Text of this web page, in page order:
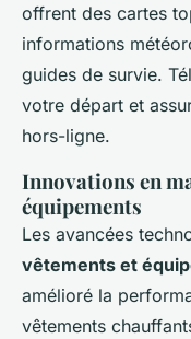
offrent des cartes
informations
guides de survie.
votre départ et
hors-ligne.
Innovations en
équipements
Les avancées
vêtements et
amélioré la
vêtements